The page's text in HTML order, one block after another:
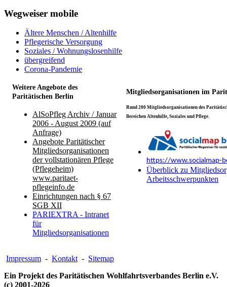
Wegweiser mobile
Ältere Menschen / Altenhilfe
Pflegerische Versorgung
Soziales / Wohnungslosenhilfe
übergreifend
Corona-Pandemie
Weitere Angebote des
Paritätischen Berlin
Mitgliedsorganisationen im
AlSoPfleg Archiv / Januar
2006 - August 2009 (auf
Anfrage)
Angebote Paritätischer
Mitgliedsorganisationen
der vollstationären Pflege
(Pflegeheim)
www.paritaet-
pflegeinfo.de
Einrichtungen nach § 67
SGB XII
PARIEXTRA - Intranet
für
Mitgliedsorganisationen
Rund 200 Mitgliedsorganisationen des
Bereichen Altenhilfe, Soziales und Pflege.
https://www.socialmap-
Überblick zu
Arbeitsschwerpunkten
Impressum - Kontakt - Sitemap
Ein Projekt des Paritätischen Wohlfahrtsverbandes Berlin e.V.
(c) 2001-2026